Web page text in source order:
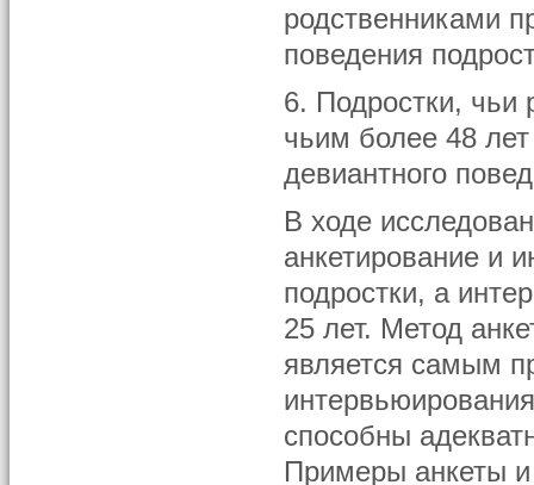
родственниками
поведения
6. Подростки, чьи
чьим более 48
девиантного
В ходе
анкетирование и
подростки, а
25 лет. Метод
является самым
способны
Примеры анкеты